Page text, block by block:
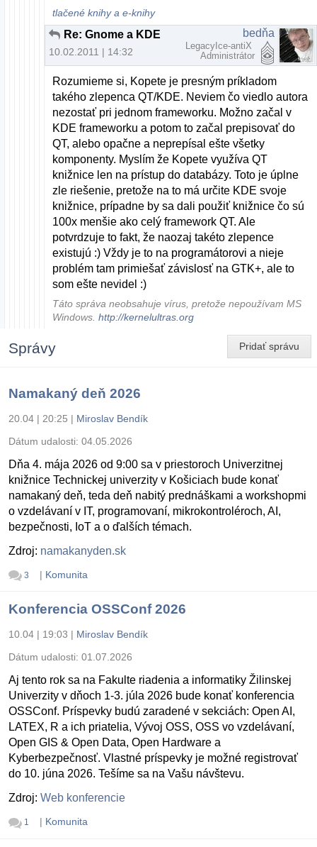
tlačené knihy a e-knihy
Re: Gnome a KDE
10.02.2011 | 14:32
bedňa
LegacyIce-antiX
Administrátor
Rozumieme si, Kopete je presným príkladom
takého zlepenca QT/KDE. Neviem čo viedlo autora
nezostať pri jednom frameworku. Možno začal v
KDE frameworku a potom to začal prepisovať do
QT, alebo opačne a neprepísal ešte všetky
komponenty. Myslím že Kopete využíva QT
knižnice len na prístup do databázy. Toto je úplne
zle riešenie, pretože na to má určite KDE svoje
knižnice, prípadne by sa dali použiť knižnice čo sú
100x menšie ako celý framework QT. Ale
potvrdzuje to fakt, že naozaj takéto zlepence
existujú :) Vždy je to na programátorovi a nieje
problém tam primiešať závislosť na GTK+, ale to
som ešte nevidel :)
Táto správa neobsahuje vírus, pretože nepoužívam MS
Windows.http://kernelultras.org
Pridať správu
Správy
Namakaný deň 2026
20.04 | 20:25 | Miroslav Bendík
Dátum udalosti: 04.05.2026
Dňa 4. mája 2026 od 9:00 sa v priestoroch Univerzitnej
knižnice Technickej univerzity v Košiciach bude konať
namakaný deň, teda deň nabitý prednáškami a workshopmi
o vzdelávaní v IT, programovaní, mikrokontroléroch, AI,
bezpečnosti, IoT a o ďalších témach.
Zdroj: namakanyden.sk
3 | Komunita
Konferencia OSSConf 2026
10.04 | 19:03 | Miroslav Bendík
Dátum udalosti: 01.07.2026
Aj tento rok sa na Fakulte riadenia a informatiky Žilinskej
Univerzity v dňoch 1-3. júla 2026 bude konať konferencia
OSSConf. Príspevky budú zaradené v sekciách: Open AI,
LATEX, R a ich priatelia, Vývoj OSS, OSS vo vzdelávaní,
Open GIS & Open Data, Open Hardware a
Kyberbezpečnosť. Vlastné príspevky je možné registrovať
do 10. júna 2026. Tešíme sa na Vašu návštevu.
Zdroj: Web konferencie
1 | Komunita